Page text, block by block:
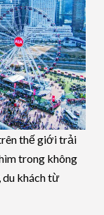
thế giới trải
trong không
du khách từ